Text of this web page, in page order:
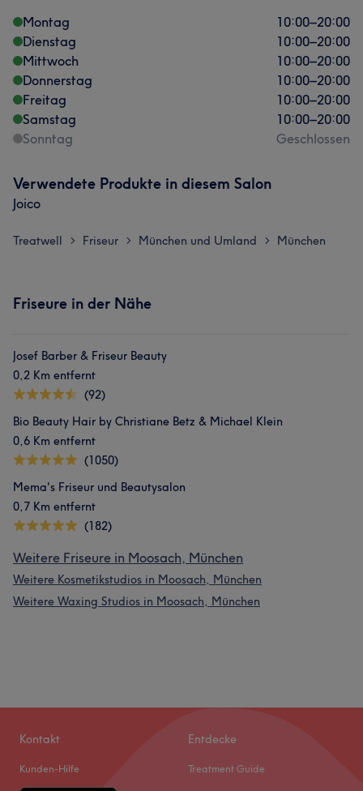
Montag
10:00–20:00
Dienstag
10:00–20:00
Mittwoch
10:00–20:00
Donnerstag
10:00–20:00
Freitag
10:00–20:00
Samstag
10:00–20:00
Sonntag
Geschlossen
Verwendete Produkte in diesem Salon
Joico
Treatwell > Friseur > München und Umland > München
Friseure in der Nähe
Josef Barber & Friseur Beauty
0,2 Km entfernt
(92)
Bio Beauty Hair by Christiane Betz & Michael Klein
0,6 Km entfernt
(1050)
Mema's Friseur und Beautysalon
0,7 Km entfernt
(182)
Weitere Friseure in Moosach, München
Weitere Kosmetikstudios in Moosach, München
Weitere Waxing Studios in Moosach, München
Kontakt
Kunden-Hilfe
Entdecke
Treatment Guide